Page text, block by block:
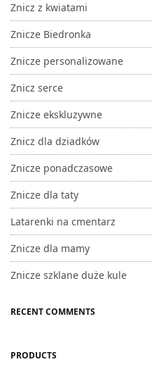
Znicz z kwiatami
Znicze Biedronka
Znicze personalizowane
Znicz serce
Znicze ekskluzywne
Znicz dla dziadków
Znicze ponadczasowe
Znicze dla taty
Latarenki na cmentarz
Znicze dla mamy
Znicze szklane duże kule
RECENT COMMENTS
PRODUCTS